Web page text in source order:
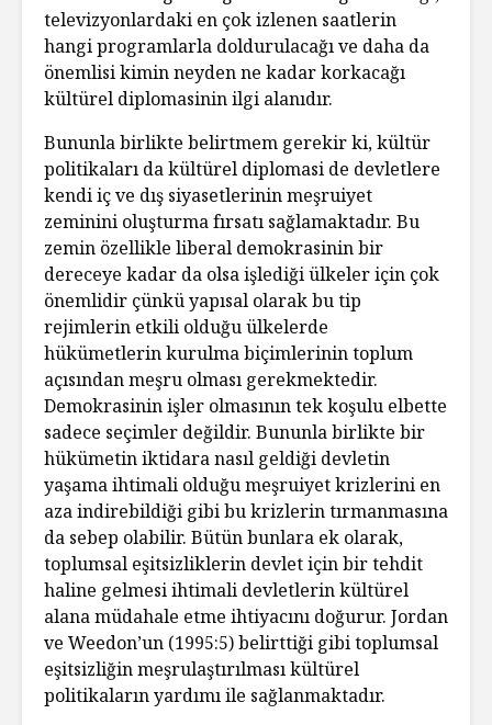
televizyonlardaki en çok izlenen saatlerin
hangi programlarla doldurulacağı ve daha da
önemlisi kimin neyden ne kadar korkacağı
kültürel diplomasinin ilgi alanıdır.
Bununla birlikte belirtmem gerekir ki, kültür
politikaları da kültürel diplomasi de devletlere
kendi iç ve dış siyasetlerinin meşruiyet
zeminini oluşturma fırsatı sağlamaktadır. Bu
zemin özellikle liberal demokrasinin bir
dereceye kadar da olsa işlediği ülkeler için çok
önemlidir çünkü yapısal olarak bu tip
rejimlerin etkili olduğu ülkelerde
hükümetlerin kurulma biçimlerinin toplum
açısından meşru olması gerekmektedir.
Demokrasinin işler olmasının tek koşulu elbette
sadece seçimler değildir. Bununla birlikte bir
hükümetin iktidara nasıl geldiği devletin
yaşama ihtimali olduğu meşruiyet krizlerini en
aza indirebildiği gibi bu krizlerin tırmanmasına
da sebep olabilir. Bütün bunlara ek olarak,
toplumsal eşitsizliklerin devlet için bir tehdit
haline gelmesi ihtimali devletlerin kültürel
alana müdahale etme ihtiyacını doğurur. Jordan
ve Weedon’un (1995:5) belirttiği gibi toplumsal
eşitsizliğin meşrulaştırılması kültürel
politikaların yardımı ile sağlanmaktadır.